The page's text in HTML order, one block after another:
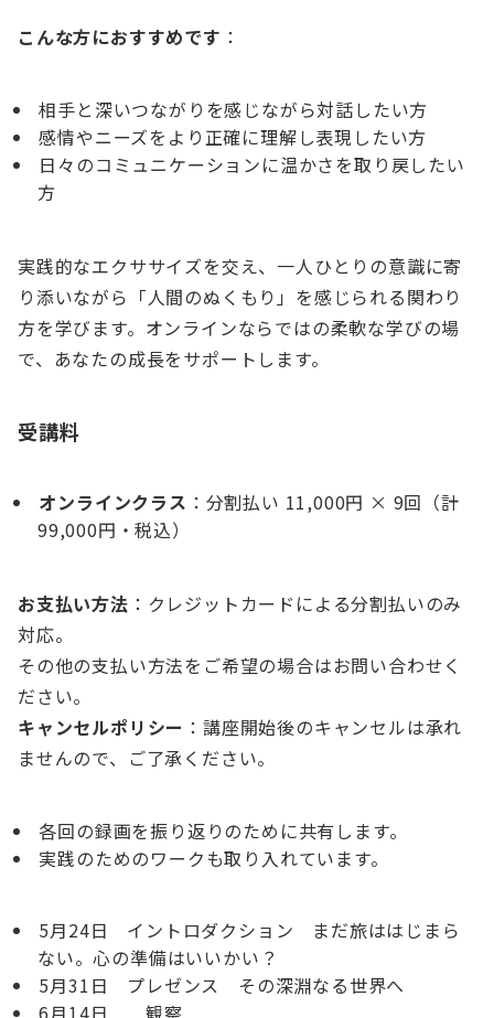
こんな方におすすめです ：
相手と深いつながりを感じながら対話したい方
感情やニーズをより正確に理解し表現したい方
日々のコミュニケーションに温かさを取り戻したい
方
実践的なエクササイズを交え、一人ひとりの意識に寄
り添いながら「人間のぬくもり」を感じられる関わり
方を学びます。オンラインならではの柔軟な学びの場
で、あなたの成長をサポートします。
受講料
オンラインクラス ：分割払い 11,000円 × 9回（計
99,000円・税込）
お支払い方法 ：クレジットカードによる分割払いのみ
対応。
その他の支払い方法をご希望の場合はお問い合わせく
ださい。
キャンセルポリシー ：講座開始後のキャンセルは承れ
ませんので、ご了承ください。
各回の録画を振り返りのために共有します。
実践のためのワークも取り入れています。
5月24日 イントロダクション まだ旅ははじまら
ない。心の準備はいいかい？
5月31日 プレゼンス その深淵なる世界へ
6月14日 観察